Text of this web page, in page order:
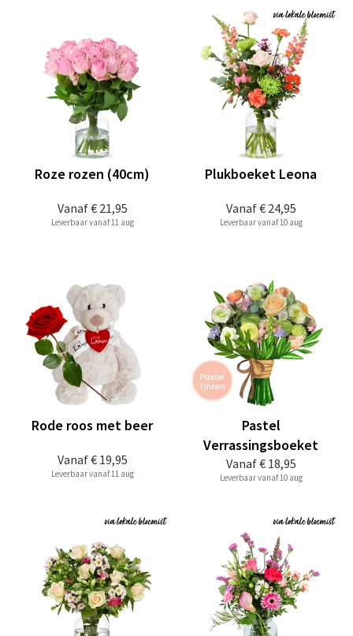
Vanaf€ 21,95
Roze rozen (40cm)
Leverbaar vanaf 11 aug
Vanaf€ 24,95
Plukboeket Leona
Leverbaar vanaf 10 aug
Vanaf€ 19,95
Rode roos met beer
Leverbaar vanaf 11 aug
Vanaf€ 18,95
Pastel
Verrassingsboeket
Leverbaar vanaf 10 aug